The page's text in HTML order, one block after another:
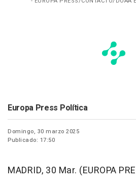
Europa Press Política
Domingo, 30 marzo 2025
Publicado: 17:50
MADRID, 30 Mar. (EUROPA